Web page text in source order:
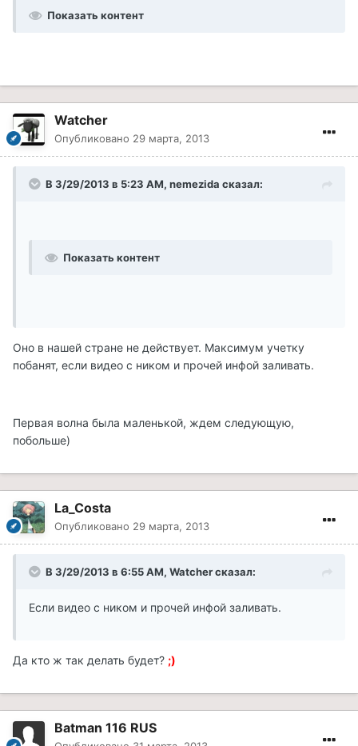
Показать контент
Watcher
Опубликовано 29 марта, 2013
В 3/29/2013 в 5:23 AM, nemezida сказал:
Показать контент
Оно в нашей стране не действует. Максимум учетку
побанят, если видео с ником и прочей инфой заливать.
Первая волна была маленькой, ждем следующую,
побольше)
La_Costa
Опубликовано 29 марта, 2013
В 3/29/2013 в 6:55 AM, Watcher сказал:
Если видео с ником и прочей инфой заливать.
Да кто ж так делать будет? ;)
Batman 116 RUS